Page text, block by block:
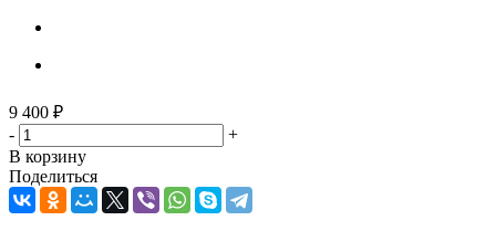
9 400 ₽
-
+
В корзину
Поделиться